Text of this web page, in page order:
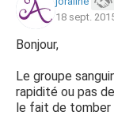
18 sept.
Bonjour,
Le groupe
rapidité ou pas
le fait de tomber